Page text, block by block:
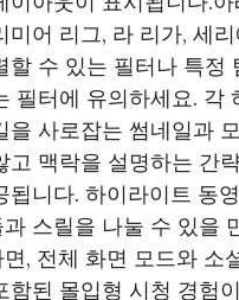
미어 리그, 라 리가, 세
할 수 있는 필터나 특정
필터에 유의하세요. 각
을 사로잡는 썸네일과
고 맥락을 설명하는 간
됩니다. 하이라이트 동
스릴을 나눌 수 있을
, 전체 화면 모드와 소
함된 몰입형 시청 경험